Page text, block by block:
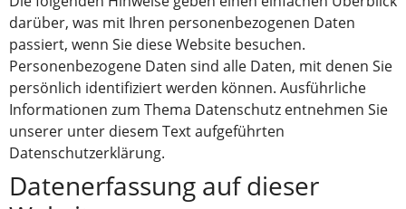
darüber, was mit Ihren personenbezogenen Daten
passiert, wenn Sie diese Website besuchen.
Personenbezogene Daten sind alle Daten, mit denen Sie
persönlich identifiziert werden können. Ausführliche
Informationen zum Thema Datenschutz entnehmen Sie
unserer unter diesem Text aufgeführten
Datenschutzerklärung.
Datenerfassung auf dieser